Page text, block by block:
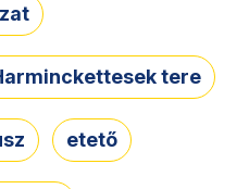
tere
etető